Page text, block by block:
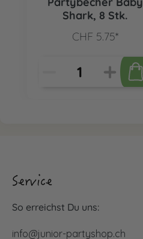
Shark, 8 Stk.
CHF 5.75*
Service
So erreichst Du uns:
info@junior-partyshop.ch